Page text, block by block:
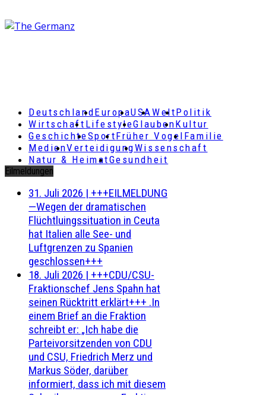
DeutschlandEuropaUSAWeltPolitik
Wirtschaft LifestyleGlaubenKultur
GeschichteSportFrüher Vogel Familie
MedienVerteidigungWissenschaft
Natur & HeimatGesundheit
Eilmeldungen
31. Juli 2026 | +++EILMELDUNG
—Wegen der dramatischen
Flüchtluingssituation in Ceuta
hat Italien alle See- und
Luftgrenzen zu Spanien
geschlossen+++
18. Juli 2026 | +++CDU/CSU-
Fraktionschef Jens Spahn hat
seinen Rücktritt erklärt+++ .In
einem Brief an die Fraktion
schreibt er: „Ich habe die
Parteivorsitzenden von CDU
und CSU, Friedrich Merz und
Markus Söder, darüber
informiert, dass ich mit diesem